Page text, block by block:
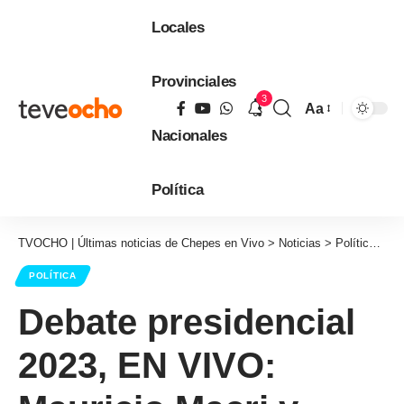
Locales
Provinciales
Nacionales
Política
3
Aa
TVOCHO | Últimas noticias de Chepes en Vivo > Noticias > Política >
POLÍTICA
Debate presidencial
2023, EN VIVO: